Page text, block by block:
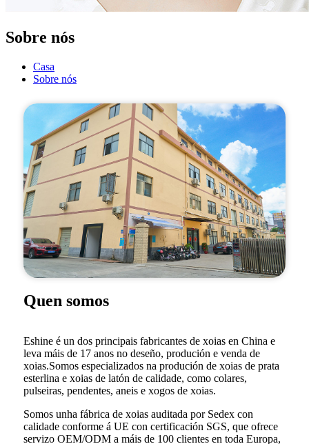
Sobre nós
Casa
Sobre nós
Quen somos
Eshine é un dos principais fabricantes de xoias en China e
leva máis de 17 anos no deseño, produción e venda de
xoias.Somos especializados na produción de xoias de prata
esterlina e xoias de latón de calidade, como colares,
pulseiras, pendentes, aneis e xogos de xoias.
Somos unha fábrica de xoias auditada por Sedex con
calidade conforme á UE con certificación SGS, que ofrece
servizo OEM/ODM a máis de 100 clientes en toda Europa,